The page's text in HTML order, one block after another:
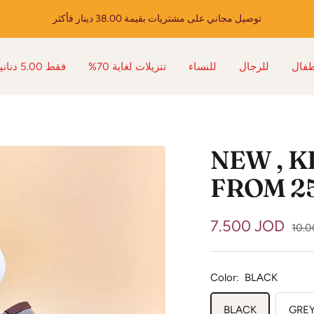
توصيل مجاني على مشتريات بقيمة 38.00 دينار فأكثر
فقط 5.00 دنانير %70 تنزيلات لغاية للنساء للرجال
NEW ,
FROM
Sale
price
7.500 JOD
Color: BLACK
BLACK